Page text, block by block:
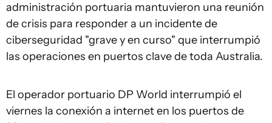
administración portuaria mantuvieron una reunión
de crisis para responder a un incidente de
ciberseguridad "grave y en curso" que interrumpió
las operaciones en puertos clave de toda Australia.
El operador portuario DP World interrumpió el
viernes la conexión a internet en los puertos de